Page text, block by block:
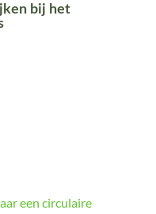
bij het
een circulaire